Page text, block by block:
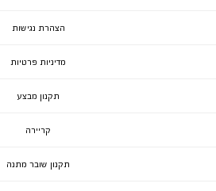
הצהרת נגישות
מדיניות פרטיות
תקנון מבצע
קריירה
תקנון שובר מתנה